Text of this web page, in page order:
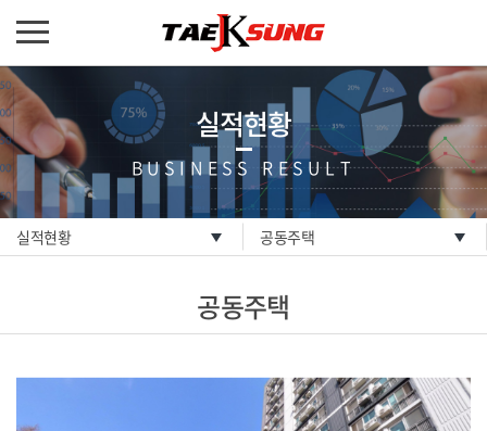
실적현황
BUSINESS RESULT
실적현황 공동주택
공동주택